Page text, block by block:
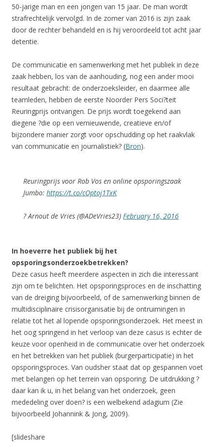
50-jarige man en een jongen van 15 jaar. De man wordt
strafrechtelijk vervolgd. In de zomer van 2016 is zijn zaak
door de rechter behandeld en is hij veroordeeld tot acht jaar
detentie.
De communicatie en samenwerking met het publiek in deze
zaak hebben, los van de aanhouding, nog een ander mooi
resultaat gebracht: de onderzoeksleider, en daarmee alle
teamleden, hebben de eerste Noorder Pers Soci?teit
Reuringprijs ontvangen. De prijs wordt toegekend aan
diegene ?die op een vernieuwende, creatieve en/of
bijzondere manier zorgt voor opschudding op het raakvlak
van communicatie en journalistiek? (Bron).
Reuringprijs voor Rob Vos en online opsporingszaak
Jumbo: https://t.co/cOptoj1TxK
? Arnout de Vries (@ADeVries23) February 16, 2016
In hoeverre het publiek bij het
opsporingsonderzoekbetrekken?
Deze casus heeft meerdere aspecten in zich die interessant
zijn om te belichten. Het opsporingsproces en de inschatting
van de dreiging bijvoorbeeld, of de samenwerking binnen de
multidisciplinaire crisisorganisatie bij de ontruimingen in
relatie tot het al lopende opsporingsonderzoek. Het meest in
het oog springend in het verloop van deze casus is echter de
keuze voor openheid in de communicatie over het onderzoek
en het betrekken van het publiek (burgerparticipatie) in het
opsporingsproces. Van oudsher staat dat op gespannen voet
met belangen op het terrein van opsporing. De uitdrukking ?
daar kan ik u, in het belang van het onderzoek, geen
mededeling over doen? is een welbekend adagium (Zie
bijvoorbeeld Johannink & Jong, 2009).
[slideshare